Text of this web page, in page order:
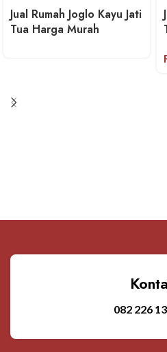
Jual Rumah Joglo Kayu Jati
Tua Harga Murah
082 226